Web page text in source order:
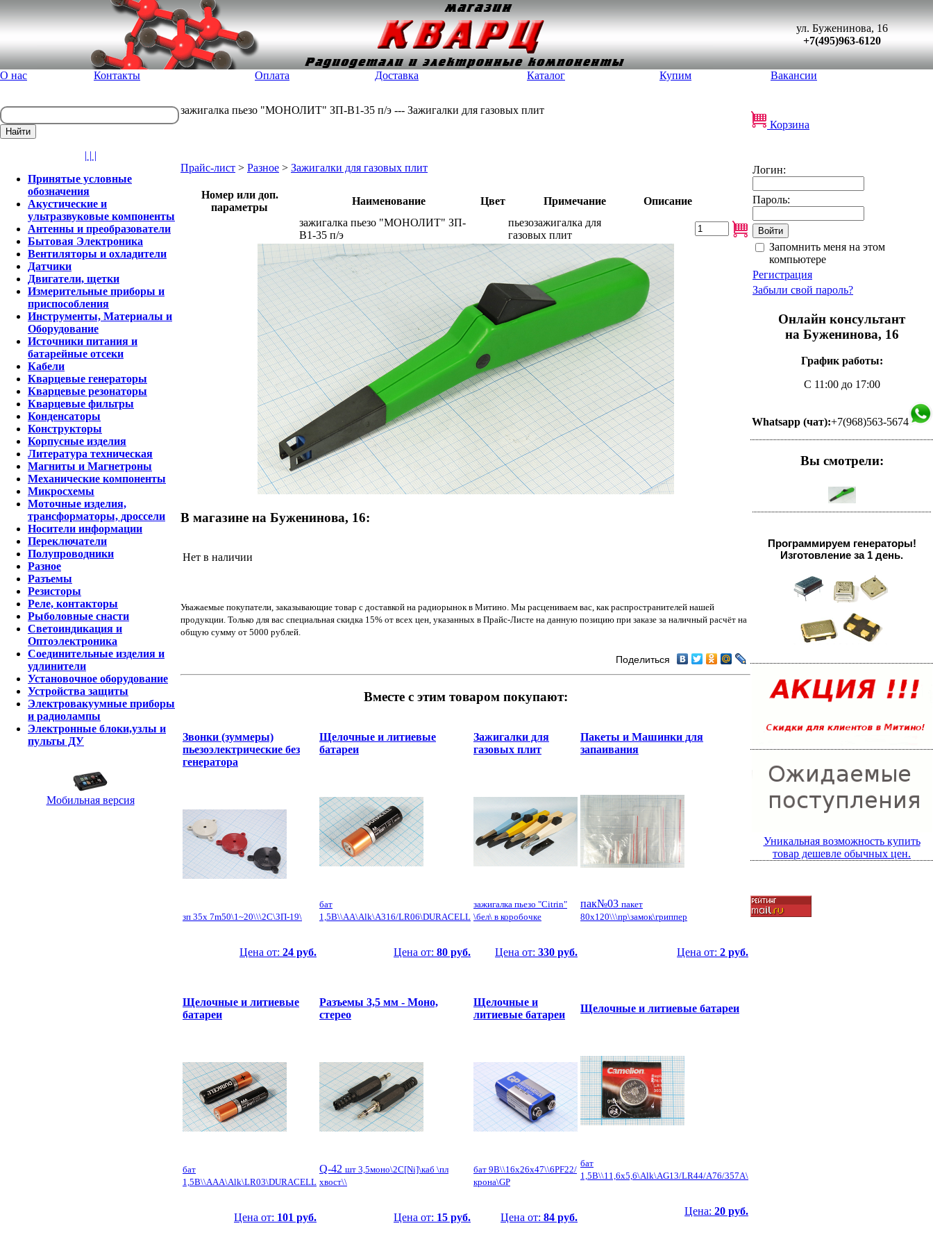
ул. Буженинова, 16
+7(495)963-6120
О нас Контакты Оплата Доставка Каталог Купим Вакансии
зажигалка пьезо "МОНОЛИТ" ЗП-В1-35 п/э --- Зажигалки для газовых плит
Корзина
| | |
Принятые условные
обозначения
Акустические и
ультразвуковые компоненты
Антенны и преобразователи
Бытовая Электроника
Вентиляторы и охладители
Датчики
Двигатели, щетки
Измерительные приборы и
приспособления
Инструменты, Материалы и
Оборудование
Источники питания и
батарейные отсеки
Кабели
Кварцевые генераторы
Кварцевые резонаторы
Кварцевые фильтры
Конденсаторы
Конструкторы
Корпусные изделия
Литература техническая
Магниты и Магнетроны
Механические компоненты
Микросхемы
Моточные изделия,
трансформаторы, дроссели
Носители информации
Переключатели
Полупроводники
Разное
Разъемы
Резисторы
Реле, контакторы
Рыболовные снасти
Светоиндикация и
Оптоэлектроника
Соединительные изделия и
удлинители
Установочное оборудование
Устройства защиты
Электровакуумные приборы
и радиолампы
Электронные блоки,узлы и
пульты ДУ
Мобильная версия
Прайс-лист > Разное > Зажигалки для газовых плит
Номер или доп.
параметры
Наименование Цвет Примечание
Описание
зажигалка пьезо "МОНОЛИТ" ЗП-
В1-35 п/э
пьезозажигалка для
газовых плит
В магазине на Буженинова, 16:
Нет в наличии
Уважаемые покупатели, заказывающие товар с доставкой на радиорынок в Митино. Мы расцениваем вас, как распространителей нашей
продукции. Только для вас специальная скидка 15% от всех цен, указанных в Прайс-Листе на данную позицию при заказе за наличный расчёт на
общую сумму от 5000 рублей.
Поделиться
Вместе с этим товаром покупают:
Звонки (зуммеры)
пьезоэлектрические без
генератора
зп 35x 7m50\1~20\\\2C\ЗП-19\
Цена от: 24 руб.
Щелочные и литиевые
батареи
бат
1,5В\\AA\Alk\A316/LR06\DURACELL
Цена от: 80 руб.
Зажигалки для
газовых плит
зажигалка пьезо "Citrin"
\бел\ в коробочке
Цена от: 330 руб.
Пакеты и Машинки для
запаивания
пак№03 пакет
80x120\\\пр\замок\гриппер
Цена от: 2 руб.
Щелочные и литиевые
батареи
бат
1,5В\\AAA\Alk\LR03\DURACELL
Цена от: 101 руб.
Разъемы 3,5 мм - Моно,
стерео
Q-42 шт 3,5моно\2C[Ni]\каб \пл
хвост\\
Цена от: 15 руб.
Щелочные и
литиевые батареи
бат 9В\\16x26x47\\6PF22/
крона\GP
Цена от: 84 руб.
Щелочные и литиевые батареи
бат
1,5В\\11,6x5,6\Alk\AG13/LR44/A76/357A\
Цена: 20 руб.
Логин:
Пароль:
Запомнить меня на этом
компьютере
Регистрация
Забыли свой пароль?
Онлайн консультант
на Буженинова, 16
График работы:
С 11:00 до 17:00
Whatsapp (чат):+7(968)563-5674
Вы смотрели:
Программируем генераторы!
Изготовление за 1 день.
Уникальная возможность купить
товар дешевле обычных цен.